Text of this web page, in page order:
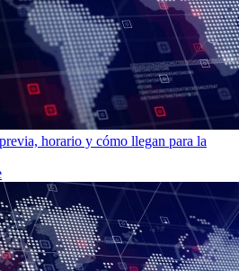
horario y cómo llegan para la